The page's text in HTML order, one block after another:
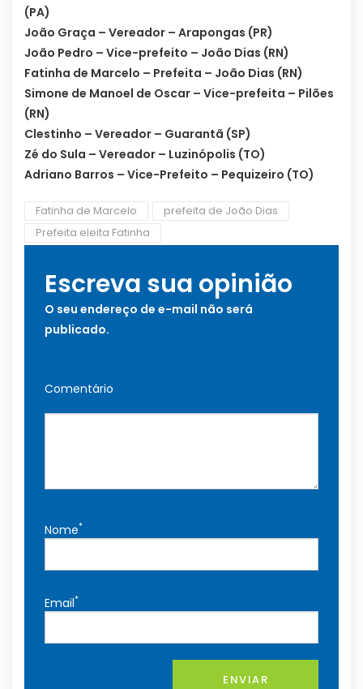
(PA)
João Graça – Vereador – Arapongas (PR)
João Pedro – Vice-prefeito – João Dias (RN)
Fatinha de Marcelo – Prefeita – João Dias (RN)
Simone de Manoel de Oscar – Vice-prefeita – Pilões
(RN)
Clestinho – Vereador – Guarantã (SP)
Zé do Sula – Vereador – Luzinópolis (TO)
Adriano Barros – Vice-Prefeito – Pequizeiro (TO)
Fatinha de Marcelo
prefeita de João Dias
Prefeita eleita Fatinha
Escreva sua opinião
O seu endereço de e-mail não será
publicado.
Comentário
Nome*
Email*
ENVIAR